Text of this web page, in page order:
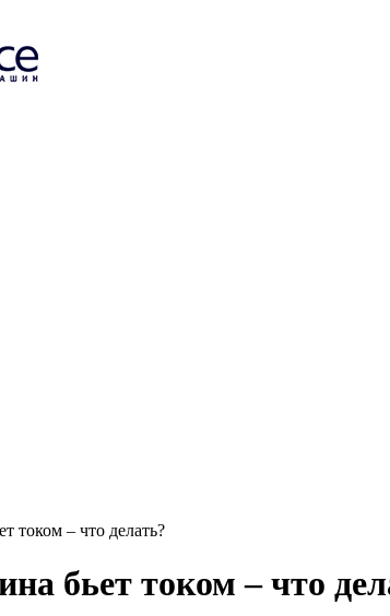
током – что делать?
бьет током – что